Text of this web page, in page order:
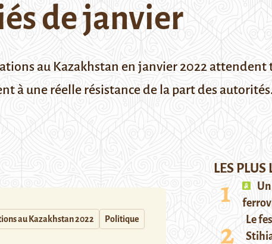
de janvier
au Kazakhstan en janvier 2022
à une réelle résistance de la part des
au Kazakhstan 2022 Politique
LES PLUS
Le